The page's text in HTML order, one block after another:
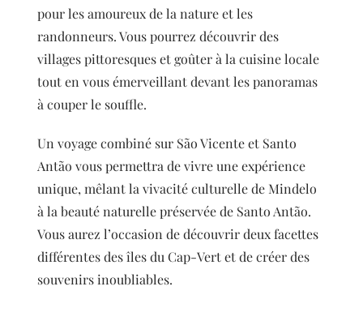
pour les amoureux de la nature et les
randonneurs. Vous pourrez découvrir des
villages pittoresques et goûter à la cuisine locale
tout en vous émerveillant devant les panoramas
à couper le souffle.
Un voyage combiné sur São Vicente et Santo
Antão vous permettra de vivre une expérience
unique, mêlant la vivacité culturelle de Mindelo
à la beauté naturelle préservée de Santo Antão.
Vous aurez l’occasion de découvrir deux facettes
différentes des îles du Cap-Vert et de créer des
souvenirs inoubliables.